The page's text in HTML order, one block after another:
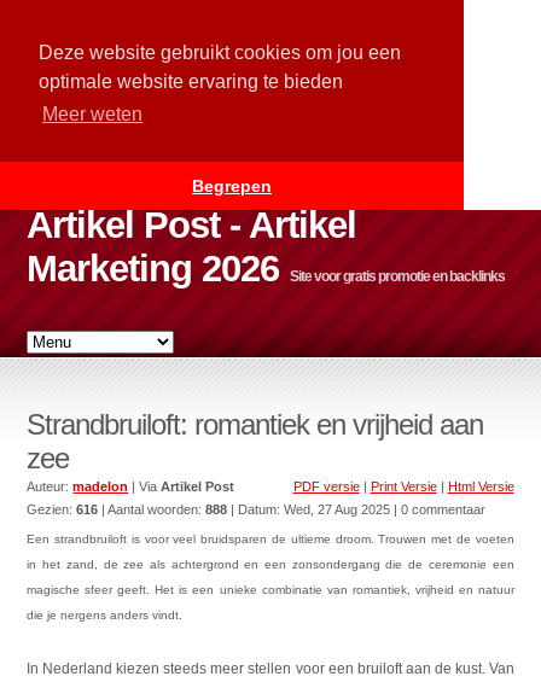
Deze website gebruikt cookies om jou een
optimale website ervaring te bieden
Meer weten
Begrepen
Artikel Post - Artikel
Marketing 2026
Site voor gratis promotie en backlinks
Strandbruiloft: romantiek en vrijheid aan
zee
PDF versie| Print Versie| Html Versie
Auteur:madelon | ViaArtikel Post
Gezien:616 | Aantal woorden:888 | Datum:Wed, 27 Aug 2025 | 0 commentaar
Eenstrandbruiloft is voor veel bruidsparen de ultieme droom. Trouwen met de voeten
in het zand, de zee als achtergrond en een zonsondergang die de ceremonie een
magische sfeer geeft. Het is een unieke combinatie van romantiek, vrijheid en natuur
die je nergens anders vindt.
In Nederland kiezen steeds meer stellen voor een bruiloft aan de kust. Van